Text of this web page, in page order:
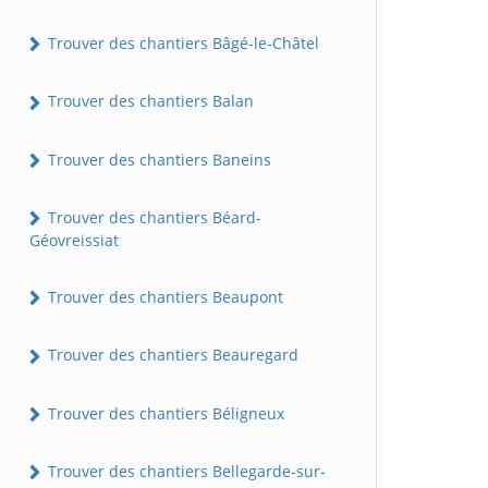
Trouver des chantiers Bâgé-le-Châtel
Trouver des chantiers Balan
Trouver des chantiers Baneins
Trouver des chantiers Béard-
Géovreissiat
Trouver des chantiers Beaupont
Trouver des chantiers Beauregard
Trouver des chantiers Béligneux
Trouver des chantiers Bellegarde-sur-